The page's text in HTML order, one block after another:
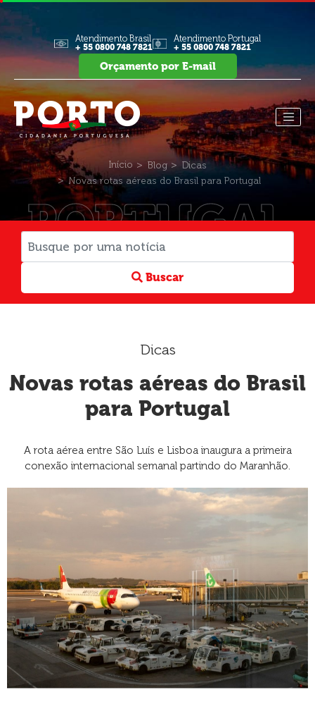
Atendimento Brasil
+ 55 0800 748 7821
Atendimento Portugal
+ 55 0800 748 7821
Orçamento por E-mail
Início Blog
Dicas
Novas rotas aéreas do Brasil para Portugal
PORTUGAL
Buscar
Dicas
Novas rotas aéreas do Brasil
para Portugal
A rota aérea entre São Luís e Lisboa inaugura a primeira
conexão internacional semanal partindo do Maranhão.